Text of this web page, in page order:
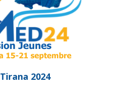
Tirana 2024